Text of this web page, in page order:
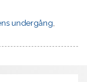
undergång